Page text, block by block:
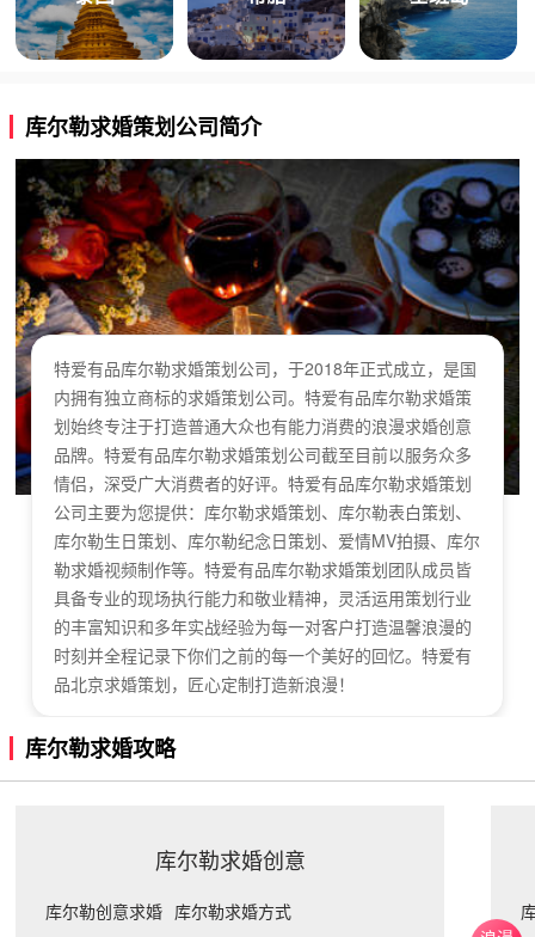
库尔勒求婚策划公司简介
特爱有品库尔勒求婚策划公司，于2018年正式成立，是国
内拥有独立商标的求婚策划公司。特爱有品库尔勒求婚策
划始终专注于打造普通大众也有能力消费的浪漫求婚创意
品牌。特爱有品库尔勒求婚策划公司截至目前以服务众多
情侣，深受广大消费者的好评。特爱有品库尔勒求婚策划
公司主要为您提供：库尔勒求婚策划、库尔勒表白策划、
库尔勒生日策划、库尔勒纪念日策划、爱情MV拍摄、库尔
勒求婚视频制作等。特爱有品库尔勒求婚策划团队成员皆
具备专业的现场执行能力和敬业精神，灵活运用策划行业
的丰富知识和多年实战经验为每一对客户打造温馨浪漫的
时刻并全程记录下你们之前的每一个美好的回忆。特爱有
品北京求婚策划，匠心定制打造新浪漫！
库尔勒求婚攻略
库尔勒求婚创意
库尔勒创意求婚 库尔勒求婚方式